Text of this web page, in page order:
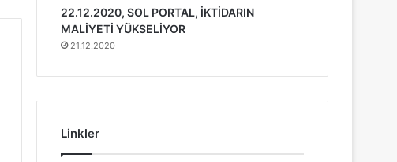
22.12.2020, SOL PORTAL, İKTİDARIN
MALİYETİ YÜKSELİYOR
21.12.2020
Linkler